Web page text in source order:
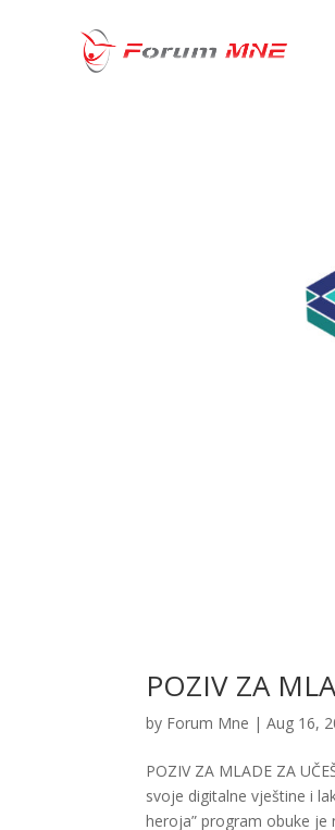
POZIV ZA
by Forum Mne |Aug 16,
POZIV ZA MLADE ZA
svoje digitalne vještine i
heroja” program obuke je